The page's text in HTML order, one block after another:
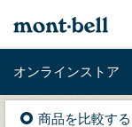
オンラインストア
商品を比較する